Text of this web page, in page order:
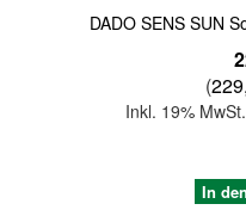
DADO SENS SUN
(
Inkl. 19% MwSt.
In